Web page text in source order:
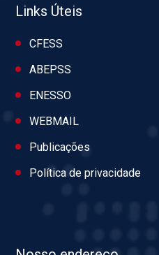
Links Úteis
CFESS
ABEPSS
ENESSO
WEBMAIL
Publicações
Política de privacidade